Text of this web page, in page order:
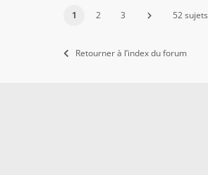
1 2 3 52 sujets
Retourner à l’index du forum